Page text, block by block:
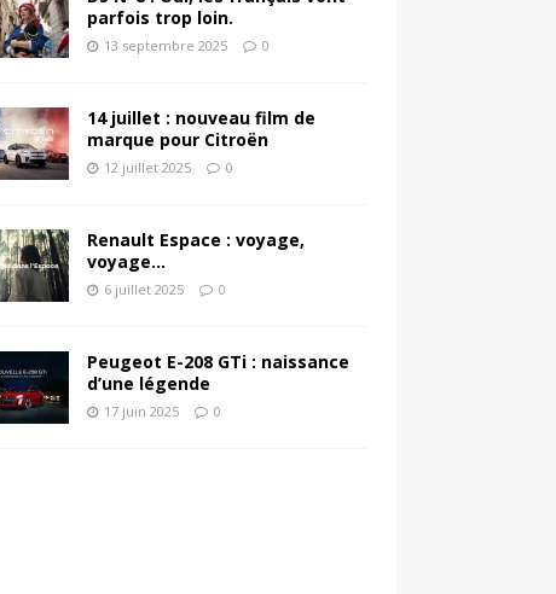
parfois trop loin.
13 septembre 2025 0
14 juillet : nouveau film de
marque pour Citroën
12 juillet 2025 0
Renault Espace : voyage,
voyage…
6 juillet 2025 0
Peugeot E-208 GTi : naissance
d’une légende
17 juin 2025 0